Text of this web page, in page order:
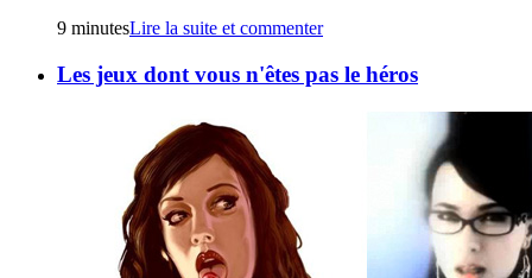
9 minutesLire la suite et commenter
Les jeux dont vous n'êtes pas le héros